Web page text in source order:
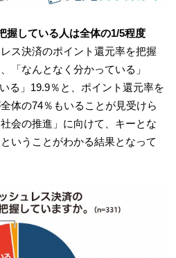
握している 人は全体の1/5程度
ス決済のポイント還元率を把握
「なんとなく分かっている」
る」19.9％と、ポイント還元率を
体の74％もいることが見受けら
会の推進」に向けて、キーとな
いうことがわかる結果となって